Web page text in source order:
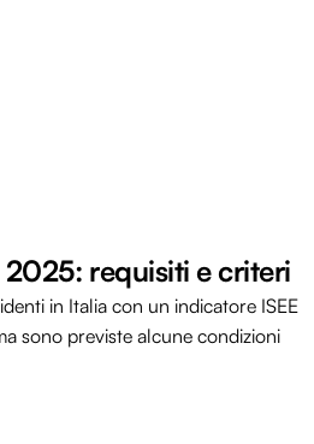
2025: requisiti e criteri
in Italia con un indicatore ISEE
sono previste alcune condizioni